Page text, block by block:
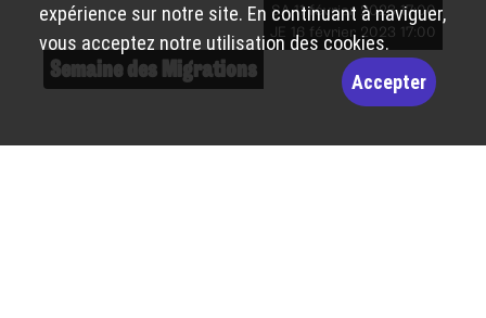
SA 11 février 2023 17:00
JE 16 février 2023 17:00
Semaine des Migrations
expérience sur notre site. En continuant à naviguer,
vous acceptez notre utilisation des cookies.
Accepter